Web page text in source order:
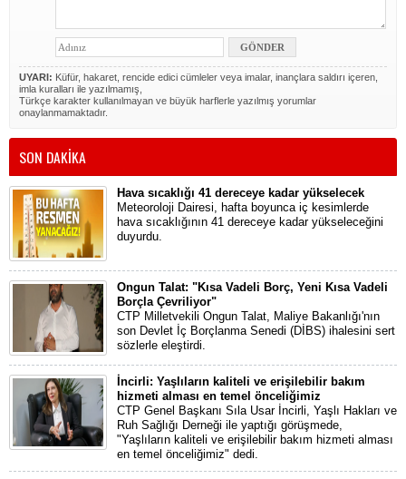
UYARI: Küfür, hakaret, rencide edici cümleler veya imalar, inançlara saldırı içeren,
imla kuralları ile yazılmamış,
Türkçe karakter kullanılmayan ve büyük harflerle yazılmış yorumlar
onaylanmamaktadır.
SON DAKİKA
Hava sıcaklığı 41 dereceye kadar yükselecek
Meteoroloji Dairesi, hafta boyunca iç kesimlerde
hava sıcaklığının 41 dereceye kadar yükseleceğini
duyurdu.
Ongun Talat: "Kısa Vadeli Borç, Yeni Kısa Vadeli
Borçla Çevriliyor"
CTP Milletvekili Ongun Talat, Maliye Bakanlığı'nın
son Devlet İç Borçlanma Senedi (DİBS) ihalesini sert
sözlerle eleştirdi.
İncirli: Yaşlıların kaliteli ve erişilebilir bakım
hizmeti alması en temel önceliğimiz
CTP Genel Başkanı Sıla Usar İncirli, Yaşlı Hakları ve
Ruh Sağlığı Derneği ile yaptığı görüşmede,
"Yaşlıların kaliteli ve erişilebilir bakım hizmeti alması
en temel önceliğimiz" dedi.